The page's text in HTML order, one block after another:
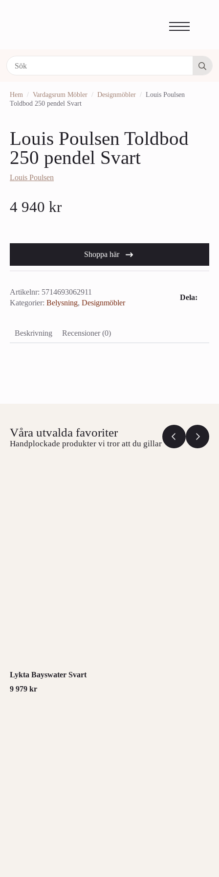
Hem Vardagsrum Möbler Designmöbler
Louis Poulsen
Toldbod 250 pendel Svart
Louis Poulsen Toldbod
250 pendel Svart
Louis Poulsen
4 940 kr
Shoppa här
Artikelnr: 5714693062911
Kategorier: Belysning, Designmöbler
Dela:
Beskrivning Recensioner (0)
Våra utvalda favoriter
Handplockade produkter vi tror att du gillar
Lykta Bayswater Svart
9 979 kr